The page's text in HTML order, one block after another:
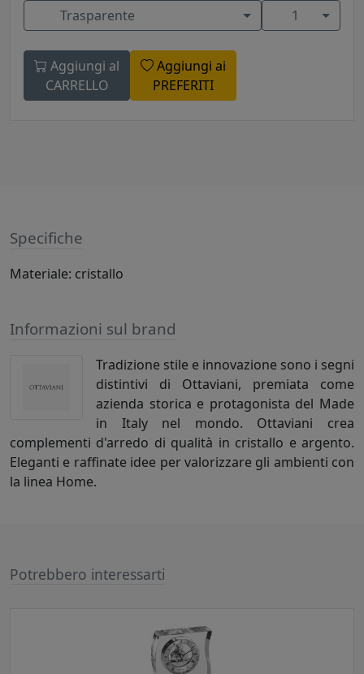
Trasparente 1
Aggiungi al
CARRELLO
Aggiungi ai
PREFERITI
Specifiche
Materiale: cristallo
Informazioni sul brand
Tradizione stile e innovazione sono i segni
distintivi di Ottaviani, premiata come
azienda storica e protagonista del Made
in Italy nel mondo. Ottaviani crea
complementi d'arredo di qualità in cristallo e argento.
Eleganti e raffinate idee per valorizzare gli ambienti con
la linea Home.
Potrebbero interessarti